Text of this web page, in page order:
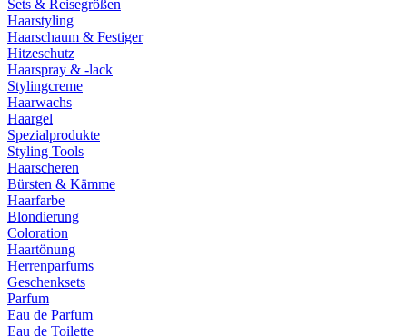
Sets & Reisegrößen
Haarstyling
Haarschaum & Festiger
Hitzeschutz
Haarspray & -lack
Stylingcreme
Haarwachs
Haargel
Spezialprodukte
Styling Tools
Haarscheren
Bürsten & Kämme
Haarfarbe
Blondierung
Coloration
Haartönung
Herrenparfums
Geschenksets
Parfum
Eau de Parfum
Eau de Toilette